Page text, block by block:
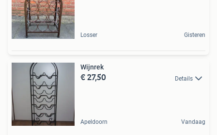
Losser Gisteren
Wijnrek
€ 27,50 Details
Apeldoorn Vandaag